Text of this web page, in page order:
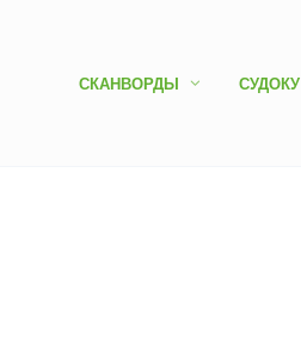
СКАНВОРДЫ СУДОКУ